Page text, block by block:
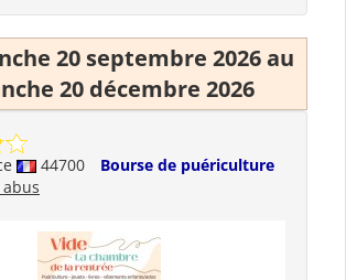
20 septembre 2026 au
20 décembre 2026
44700
Bourse de puériculture